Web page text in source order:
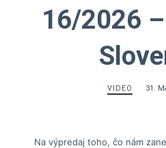
16/2026
VIDEO 31.
Na výpredaj toho, čo nám